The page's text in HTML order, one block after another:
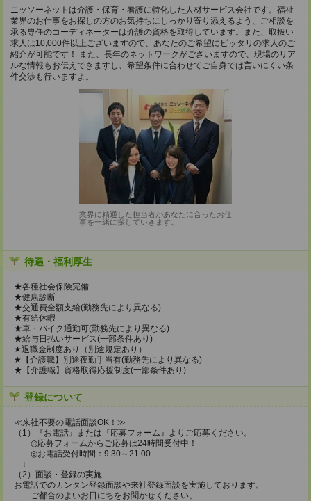
ニッソーネットは介護・保育・看護に特化した人材サービス会社です。福祉
業界のお仕事をお探しの方のお気持ちにしっかり寄り添えるよう、ご相談を
承る専任のコーディネーターは介護の資格を取得しています。また、取扱い
求人は10,000件以上ございますので、あなたのご希望にピッタリの求人のご
紹介が可能です！ また、長年のネットワークがございますので、現場のリア
ルな情報もお伝えできますし、希望条件に合わせてご自身では言いにくい条
件交渉も行いますよ。
業界に精通した担当者があなたに合ったお仕
事を一緒に探していきます。
待遇・福利厚生
★各種社会保険完備
★健康診断
★交通費全額支給(勤務先により異なる)
★有給休暇
★車・バイク通勤可(勤務先により異なる)
★給与日払いサービス(一部条件あり)
★退職金制度あり（別途規定あり）
★【介護職】別途夜勤手当有(勤務先により異なる)
★【介護職】資格取得応援制度(一部条件あり)
登録について
≪来社不要の電話面談OK！≫
（1）『お電話』または『応募フォーム』よりご応募ください。
◎応募フォームからご応募は24時間受付中！
◎お電話受付時間：9:30～21:00
↓
（2）面談・登録の実施
お電話でのカンタン登録面談や来社登録面談を実施しております。
ご都合のよいお日にちをお聞かせください。